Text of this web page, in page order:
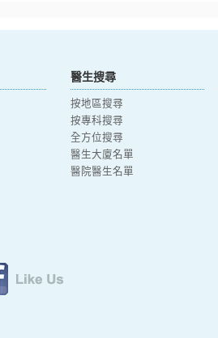
醫生搜尋
按地區搜尋
按專科搜尋
全方位搜尋
醫生大廈名單
醫院醫生名單